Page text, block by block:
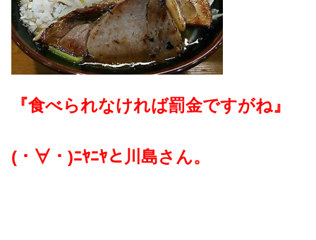
『食べられなければ罰金ですがね』
(・∀・)ﾆﾔﾆﾔと川島さん。